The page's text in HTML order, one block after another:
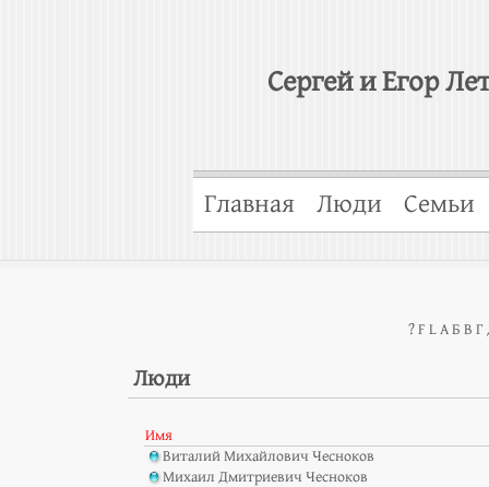
Сергей и Егор
Главная Люди Семьи
?F LАБ В Г
Люди
Имя
Виталий Михайлович Чесноков
Михаил Дмитриевич Чесноков